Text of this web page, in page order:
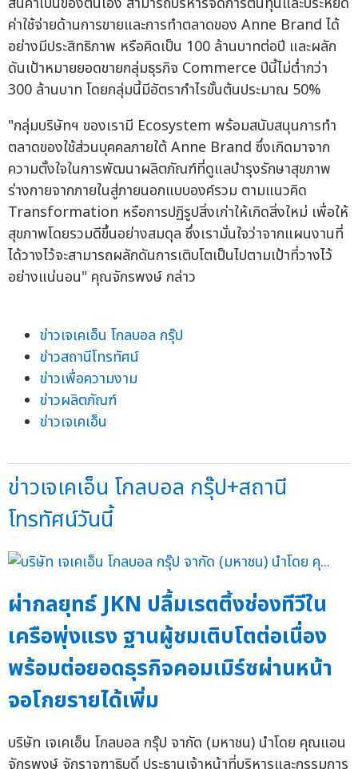
ค่าใช้จ่ายด้านการขายและการทำตลาดของ Anne Brand ได้
อย่างมีประสิทธิภาพ หรือคิดเป็น 100 ล้านบาทต่อปี และผลัก
ดันเป้าหมายยอดขายกลุ่มธุรกิจ Commerce ปีนี้ไม่ต่ำกว่า
300 ล้านบาท โดยกลุ่มนี้มีอัตรากำไรขั้นต้นประมาณ 50%
"กลุ่มบริษัทฯ ของเรามี Ecosystem พร้อมสนับสนุนการทำ
ตลาดของใช้ส่วนบุคคลภายใต้ Anne Brand ซึ่งเกิดมาจาก
ความตั้งใจในการพัฒนาผลิตภัณฑ์ที่ดูแลบำรุงรักษาสุขภาพ
ร่างกายจากภายในสู่ภายนอกแบบองค์รวม ตามแนวคิด
Transformation หรือการปฏิรูปสิ่งเก่าให้เกิดสิ่งใหม่ เพื่อให้
สุขภาพโดยรวมดีขึ้นอย่างสมดุล ซึ่งเรามั่นใจว่าจากแผนงานที่
ได้วางไว้จะสามารถผลักดันการเติบโตเป็นไปตามเป้าที่วางไว้
อย่างแน่นอน" คุณจักรพงษ์ กล่าว
ข่าวเจเคเอ็น โกลบอล กรุ๊ป
ข่าวสถานีโทรทัศน์
ข่าวเพื่อความงาม
ข่าวผลิตภัณฑ์
ข่าวเจเคเอ็น
ข่าวเจเคเอ็น โกลบอล กรุ๊ป+สถานี
โทรทัศน์วันนี้
ผ่ากลยุทธ์ JKN ปลื้มเรตติ้งช่องทีวีใน
เครือพุ่งแรง ฐานผู้ชมเติบโตต่อเนื่อง
พร้อมต่อยอดธุรกิจคอมเมิร์ซผ่านหน้า
จอโกยรายได้เพิ่ม
บริษัท เจเคเอ็น โกลบอล กรุ๊ป จากัด (มหาชน) นำโดย คุณแอน
จักรพงษ์ จักราจุฑาธิบดิ์ ประธานเจ้าหน้าที่บริหารและกรรมการ